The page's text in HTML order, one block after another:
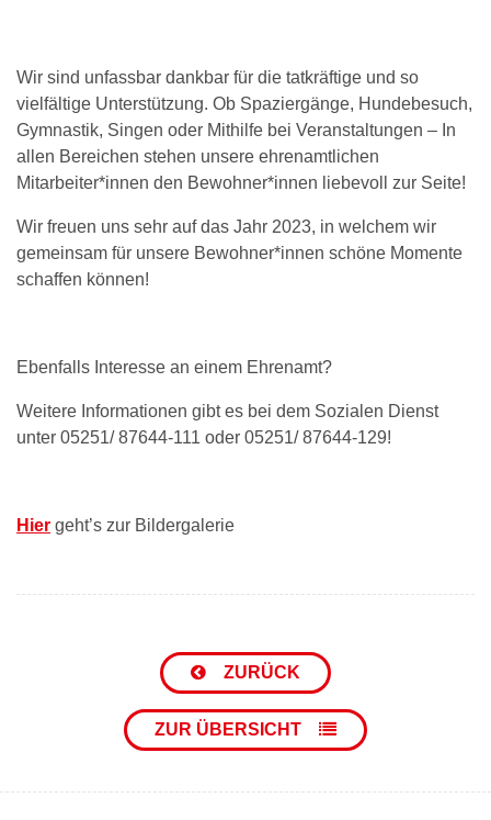
Wir sind unfassbar dankbar für die tatkräftige und so
vielfältige Unterstützung. Ob Spaziergänge, Hundebesuch,
Gymnastik, Singen oder Mithilfe bei Veranstaltungen – In
allen Bereichen stehen unsere ehrenamtlichen
Mitarbeiter*innen den Bewohner*innen liebevoll zur Seite!
Wir freuen uns sehr auf das Jahr 2023, in welchem wir
gemeinsam für unsere Bewohner*innen schöne Momente
schaffen können!
Ebenfalls Interesse an einem Ehrenamt?
Weitere Informationen gibt es bei dem Sozialen Dienst
unter 05251/ 87644-111 oder 05251/ 87644-129!
Hier geht’s zur Bildergalerie
ZURÜCK
ZUR ÜBERSICHT